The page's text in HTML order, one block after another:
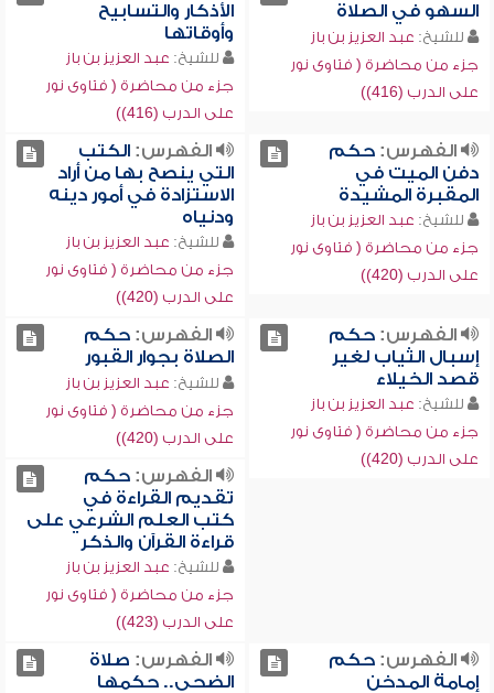
السهو في الصلاة
للشيخ: عبد العزيز بن باز
جزء من محاضرة ( فتاوى نور
على الدرب (416))
الأذكار والتسابيح
وأوقاتها
للشيخ: عبد العزيز بن باز
جزء من محاضرة ( فتاوى نور
على الدرب (416))
الفهرس:حكم
دفن الميت في
المقبرة المشيدة
للشيخ: عبد العزيز بن باز
جزء من محاضرة ( فتاوى نور
على الدرب (420))
الفهرس:الكتب
التي ينصح بها من أراد
الاستزادة في أمور دينه
ودنياه
للشيخ: عبد العزيز بن باز
جزء من محاضرة ( فتاوى نور
على الدرب (420))
الفهرس:حكم
إسبال الثياب لغير
قصد الخيلاء
للشيخ: عبد العزيز بن باز
جزء من محاضرة ( فتاوى نور
على الدرب (420))
الفهرس:حكم
الصلاة بجوار القبور
للشيخ: عبد العزيز بن باز
جزء من محاضرة ( فتاوى نور
على الدرب (420))
الفهرس:حكم
تقديم القراءة في
كتب العلم الشرعي على
قراءة القرآن والذكر
للشيخ: عبد العزيز بن باز
جزء من محاضرة ( فتاوى نور
على الدرب (423))
الفهرس:حكم
إمامة المدخن
الفهرس: صلاة
الضحى.. حكمها